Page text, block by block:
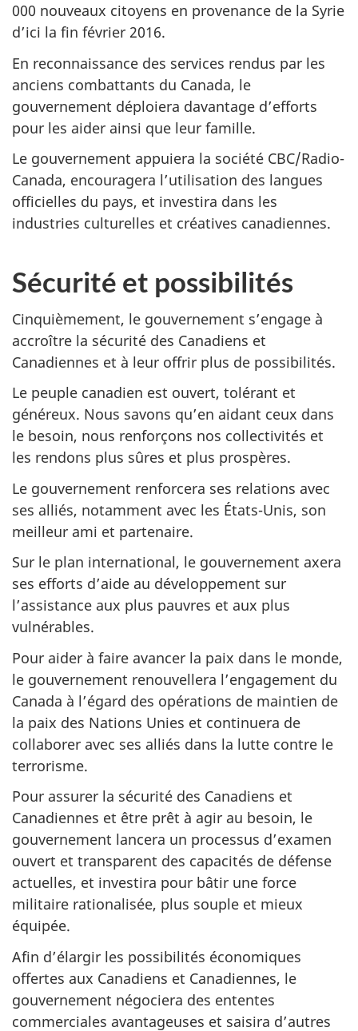
000 nouveaux citoyens en provenance de la Syrie
d’ici la fin février 2016.
En reconnaissance des services rendus par les
anciens combattants du Canada, le
gouvernement déploiera davantage d’efforts
pour les aider ainsi que leur famille.
Le gouvernement appuiera la société CBC/Radio-
Canada, encouragera l’utilisation des langues
officielles du pays, et investira dans les
industries culturelles et créatives canadiennes.
Sécurité et possibilités
Cinquièmement, le gouvernement s’engage à
accroître la sécurité des Canadiens et
Canadiennes et à leur offrir plus de possibilités.
Le peuple canadien est ouvert, tolérant et
généreux. Nous savons qu’en aidant ceux dans
le besoin, nous renforçons nos collectivités et
les rendons plus sûres et plus prospères.
Le gouvernement renforcera ses relations avec
ses alliés, notamment avec les États-Unis, son
meilleur ami et partenaire.
Sur le plan international, le gouvernement axera
ses efforts d’aide au développement sur
l’assistance aux plus pauvres et aux plus
vulnérables.
Pour aider à faire avancer la paix dans le monde,
le gouvernement renouvellera l’engagement du
Canada à l’égard des opérations de maintien de
la paix des Nations Unies et continuera de
collaborer avec ses alliés dans la lutte contre le
terrorisme.
Pour assurer la sécurité des Canadiens et
Canadiennes et être prêt à agir au besoin, le
gouvernement lancera un processus d’examen
ouvert et transparent des capacités de défense
actuelles, et investira pour bâtir une force
militaire rationalisée, plus souple et mieux
équipée.
Afin d’élargir les possibilités économiques
offertes aux Canadiens et Canadiennes, le
gouvernement négociera des ententes
commerciales avantageuses et saisira d’autres